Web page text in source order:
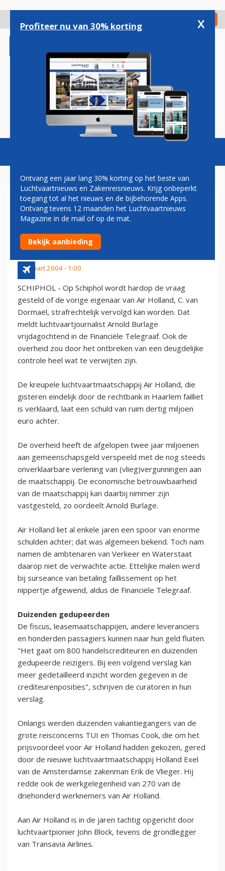
gaan
Check in
Magazine Podcasts Vacatures
Â€˜OVERHEID VERSPEELDE
MILJOENEN AAN AIR
HOLLANDÂ€™
26 maart 2004 - 1:00
SCHIPHOL - Op Schiphol wordt hardop de vraag
gesteld of de vorige eigenaar van Air Holland, C. van
Dormaël, strafrechtelijk vervolgd kan worden. Dat
meldt luchtvaartjournalist Arnold Burlage
vrijdagochtend in de Financiële Telegraaf. Ook de
overheid zou door het ontbreken van een deugdelijke
controle heel wat te verwijten zijn.
De kreupele luchtvaartmaatschappij Air Holland, die
gisteren eindelijk door de rechtbank in Haarlem failliet
is verklaard, laat een schuld van ruim dertig miljoen
euro achter.
De overheid heeft de afgelopen twee jaar miljoenen
aan gemeenschapsgeld verspeeld met de nog steeds
onverklaarbare verlening van (vlieg)vergunningen aan
de maatschappij. De economische betrouwbaarheid
van de maatschappij kan daarbij nimmer zijn
vastgesteld, zo oordeelt Arnold Burlage.
Air Holland liet al enkele jaren een spoor van enorme
schulden achter; dat was algemeen bekend. Toch nam
namen de ambtenaren van Verkeer en Waterstaat
daarop niet de verwachte actie. Ettelijke malen werd
bij surseance van betaling faillissement op het
nippertje afgewend, aldus de Financiële Telegraaf.
Duizenden gedupeerden
De fiscus, leasemaatschappijen, andere leveranciers
en honderden passagiers kunnen naar hun geld fluiten.
"Het gaat om 800 handelscrediteuren en duizenden
gedupeerde reizigers. Bij een volgend verslag kan
meer gedetailleerd inzicht worden gegeven in de
crediteurenposities", schrijven de curatoren in hun
verslag.
Onlangs werden duizenden vakantiegangers van de
grote reisconcerns TUI en Thomas Cook, die om het
prijsvoordeel voor Air Holland hadden gekozen, gered
door de nieuwe luchtvaartmaatschappij Holland Exel
van de Amsterdamse zakenman Erik de Vlieger. Hij
redde ook de werkgelegenheid van 270 van de
driehonderd werknemers van Air Holland.
Aan Air Holland is in de jaren tachtig opgericht door
luchtvaartpionier John Block, tevens de grondlegger
van Transavia Airlines.
Profiteer nu van 30% korting x
Ontvang een jaar lang 30% korting op het beste van
Luchtvaartnieuws en Zakenreisnieuws. Krijg onbeperkt
toegang tot al het nieuws en de bijbehorende Apps.
Ontvang tevens 12 maanden het Luchtvaartnieuws
Magazine in de mail of op de mat.
Bekijk aanbieding